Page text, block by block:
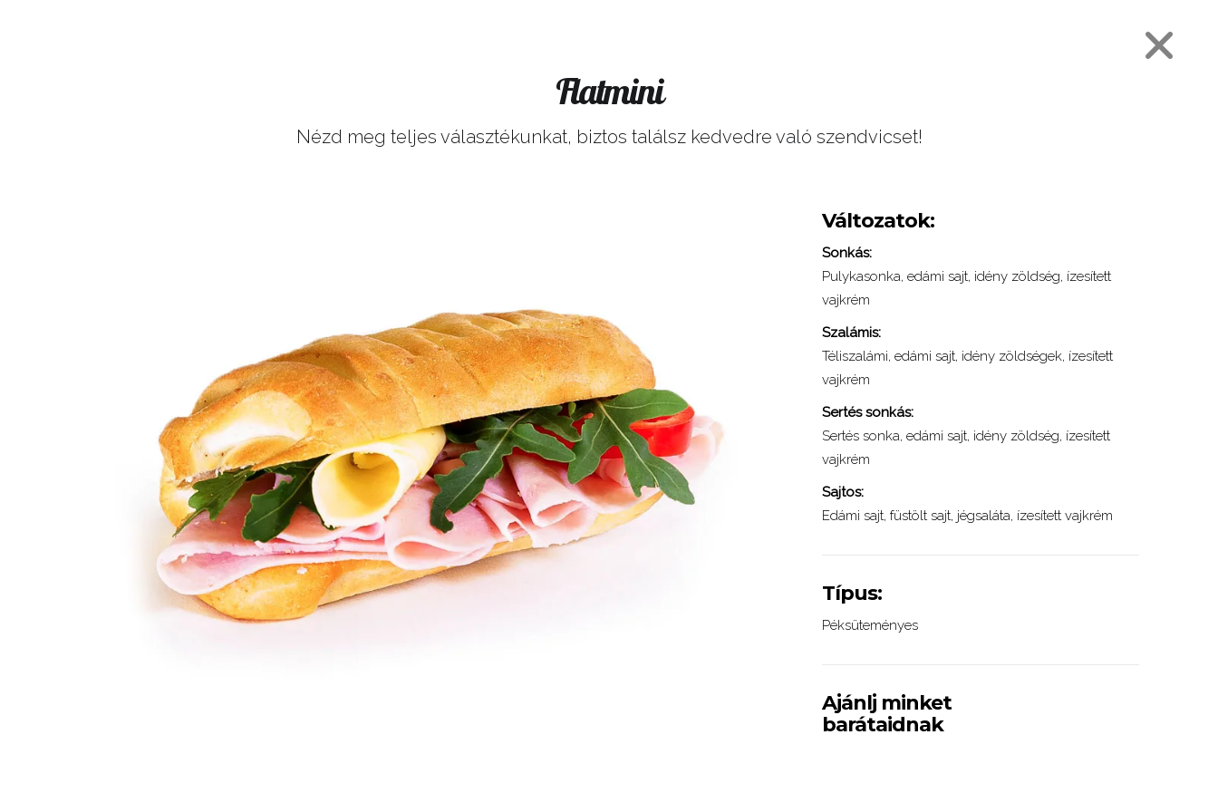
Flatmini
Nézd meg teljes választékunkat, biztos találsz kedvedre való szendvicset!
Változatok:
Sonkás:
Pulykasonka, edámi sajt, idény zöldség, ízesített
vajkrém
Szalámis:
Téliszalámi, edámi sajt, idény zöldségek, ízesített
vajkrém
Sertés sonkás:
Sertés sonka, edámi sajt, idény zöldség, ízesített
vajkrém
Sajtos:
Edámi sajt, füstölt sajt, jégsaláta, ízesített vajkrém
Típus:
Péksüteményes
Ajánlj minket
barátaidnak